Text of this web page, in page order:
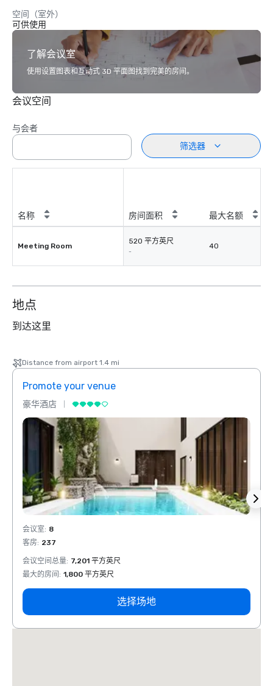
空间（室外）
可供使用
了解会议室
使用设置图表和互动式 3D 平面图找到完美的房间。
会议空间
与会者
筛选器
名称 房间面积 最大名额
Meeting Room
520 平方英尺
-
40
地点
到达这里
Distance from airport 1.4 mi
Promote your venue
豪华酒店
会议室: 8
客房: 237
会议空间总量: 7,201 平方英尺
最大的房间 : 1,800 平方英尺
选择场地